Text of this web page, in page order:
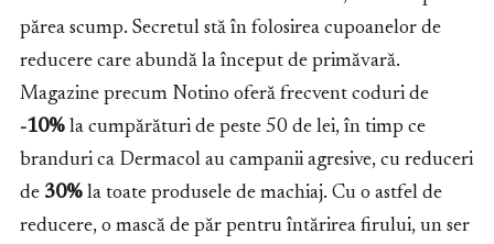
părea scump. Secretul stă în folosirea cupoanelor de
reducere care abundă la început de primăvară.
Magazine precum Notino oferă frecvent coduri de
-10% la cumpărături de peste 50 de lei, în timp ce
branduri ca Dermacol au campanii agresive, cu reduceri
de 30% la toate produsele de machiaj. Cu o astfel de
reducere, o mască de păr pentru întărirea firului, un ser